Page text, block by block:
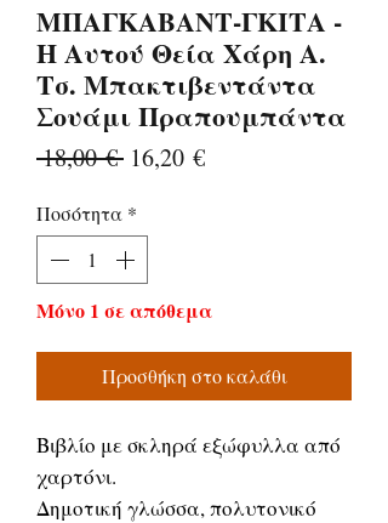
ΜΠΑΓΚΑΒΑΝΤ-ΓΚΙΤΑ -
Η Αυτού Θεία Χάρη Α.
Τσ. Μπακτιβεντάντα
Σουάμι Πραπουμπάντα
18,00 € Κανονική
16,20 €Τιμή
Ποσότητα *
Μόνο 1 σε απόθεμα
Προσθήκη στο καλάθι
Βιβλίο με σκληρά εξώφυλλα από
χαρτόνι.
Δημοτική γλώσσα, πολυτονικό